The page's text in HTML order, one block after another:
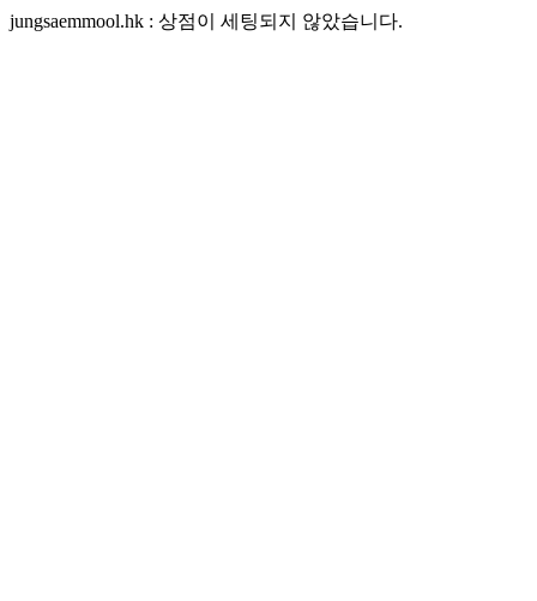
jungsaemmool.hk : 상점이 세팅되지 않았습니다.